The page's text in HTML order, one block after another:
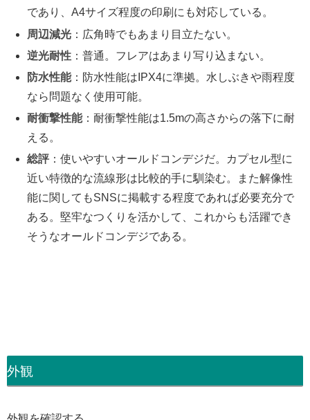
であり、A4サイズ程度の印刷にも対応している。
周辺減光 ：広角時でもあまり目立たない。
逆光耐性 ：普通。フレアはあまり写り込まない。
防水性能：防水性能はIPX4に準拠。水しぶきや雨程度
なら問題なく使用可能。
耐衝撃性能：耐衝撃性能は1.5mの高さからの落下に耐
える。
総評 ：使いやすいオールドコンデジだ。カプセル型に
近い特徴的な流線形は比較的手に馴染む。また解像性
能に関してもSNSに掲載する程度であれば必要充分で
ある。堅牢なつくりを活かして、これからも活躍でき
そうなオールドコンデジである。
外観